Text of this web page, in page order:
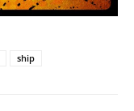
ship